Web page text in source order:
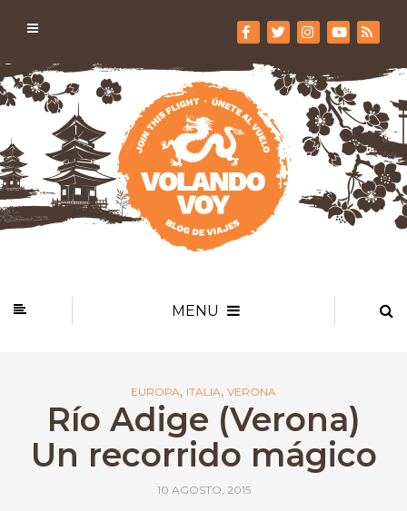
MENU
EUROPA, ITALIA, VERONA
Río Adige (Verona)
Un recorrido mágico
10 AGOSTO, 2015